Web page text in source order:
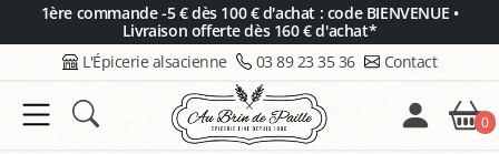
1ère commande -5 € dès 100 € d'achat : code BIENVENUE •
Livraison offerte dès 160 € d'achat*
L'Épicerie alsacienne 03 89 23 35 36 Contact
0
Panneau de gestion des cookies